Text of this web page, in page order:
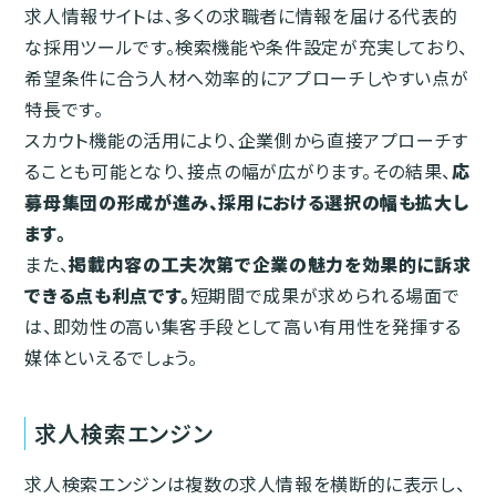
求人情報サイトは、多くの求職者に情報を届ける代表的
な採用ツールです。検索機能や条件設定が充実しており、
希望条件に合う人材へ効率的にアプローチしやすい点が
特長です。
スカウト機能の活用により、企業側から直接アプローチす
ることも可能となり、接点の幅が広がります。その結果、 応
募母集団の形成が進み、採用における選択の幅も拡大し
ます。
また、掲載内容の工夫次第で企業の魅力を効果的に訴求
できる点も利点です。短期間で成果が求められる場面で
は、即効性の高い集客手段として高い有用性を発揮する
媒体といえるでしょう。
求人検索エンジン
求人検索エンジンは複数の求人情報を横断的に表示し、